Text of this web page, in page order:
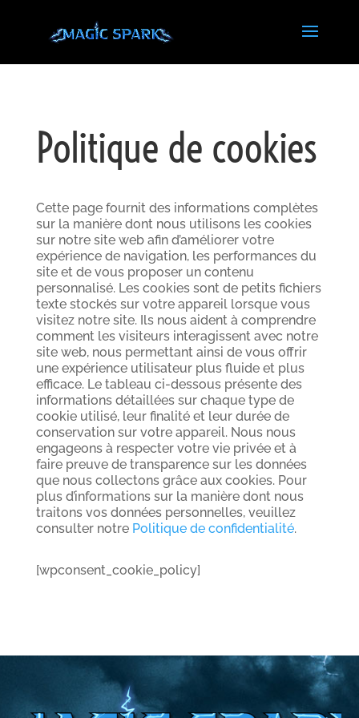
Politique de cookies
Cette page fournit des informations complètes
sur la manière dont nous utilisons les cookies
sur notre site web afin d’améliorer votre
expérience de navigation, les performances du
site et de vous proposer un contenu
personnalisé. Les cookies sont de petits fichiers
texte stockés sur votre appareil lorsque vous
visitez notre site. Ils nous aident à comprendre
comment les visiteurs interagissent avec notre
site web, nous permettant ainsi de vous offrir
une expérience utilisateur plus fluide et plus
efficace. Le tableau ci-dessous présente des
informations détaillées sur chaque type de
cookie utilisé, leur finalité et leur durée de
conservation sur votre appareil. Nous nous
engageons à respecter votre vie privée et à
faire preuve de transparence sur les données
que nous collectons grâce aux cookies. Pour
plus d’informations sur la manière dont nous
traitons vos données personnelles, veuillez
consulter notre Politique de confidentialité.
[wpconsent_cookie_policy]